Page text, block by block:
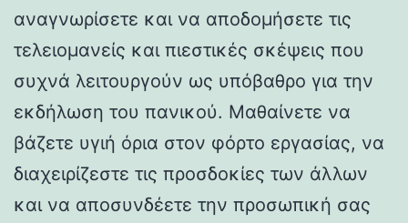
αναγνωρίσετε και να αποδομήσετε τις
τελειομανείς και πιεστικές σκέψεις που
συχνά λειτουργούν ως υπόβαθρο για την
εκδήλωση του πανικού. Μαθαίνετε να
βάζετε υγιή όρια στον φόρτο εργασίας, να
διαχειρίζεστε τις προσδοκίες των άλλων
και να αποσυνδέετε την προσωπική σας